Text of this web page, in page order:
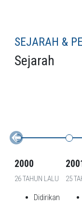
SEJARAH &
Sejarah
2000
26 TAHUN LALU
Didirikan
2001
25